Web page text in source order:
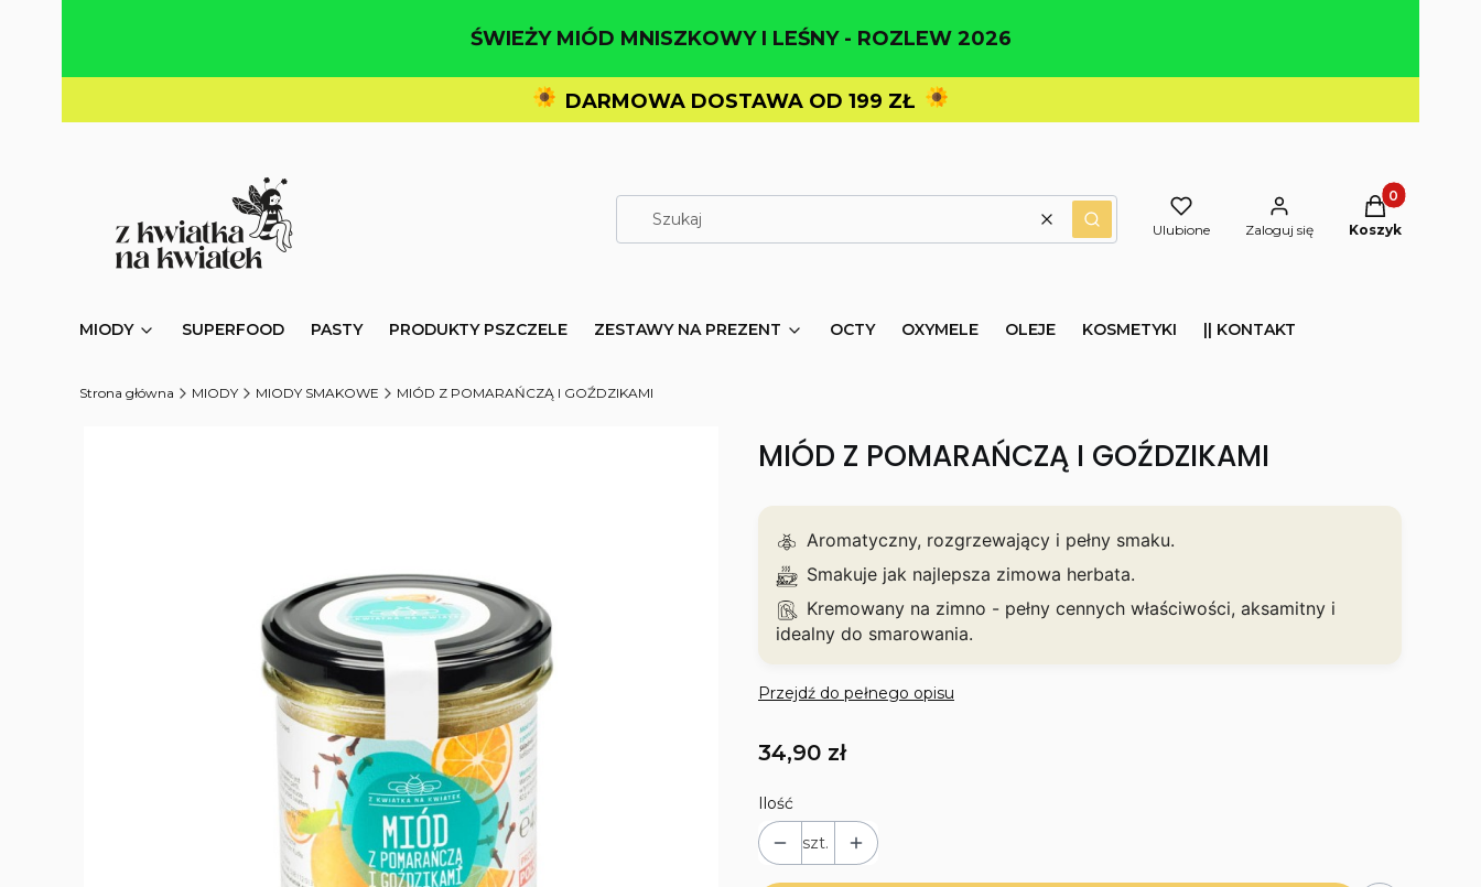
ŚWIEŻY MIÓD MNISZKOWY I LEŚNY - ROZLEW 2026
DARMOWA DOSTAWA OD 199 ZŁ
WyczyśćSzukaj Ulubione Zaloguj się
Produkty w
Koszyk
MIODY SUPERFOOD PASTY PRODUKTY PSZCZELE ZESTAWY NA PREZENT OCTY OXYMELE OLEJE KOSMETYKI || KONTAKT
Strona główna MIODY MIODY SMAKOWE MIÓD Z POMARAŃCZĄ I GOŹDZIKAMI
MIÓD Z POMARAŃCZĄ I GOŹDZIKAMI
Aromatyczny, rozgrzewający i pełny smaku.
Smakuje jak najlepsza zimowa herbata.
Kremowany na zimno - pełny cennych właściwości, aksamitny i
idealny do smarowania.
Przejdź do pełnego opisu
Cena
34,90 zł
Ilość
szt.